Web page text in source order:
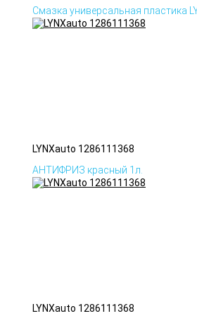
Смазка универсальная пластика
LYNXauto 1286111368
АНТИФРИЗ красный 1л.
LYNXauto 1286111368